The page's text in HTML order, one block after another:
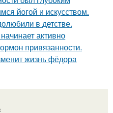
йогой и искусством.
в детстве.
активно
привязанности.
жизнь фёдора